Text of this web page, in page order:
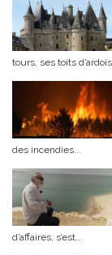
tours, ses toits
des incendies...
d’affaires, s’est...